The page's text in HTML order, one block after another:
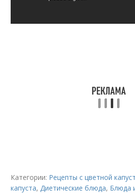
Категории: Рецепты с цветной
капуста,Диетические блюда, Блюда